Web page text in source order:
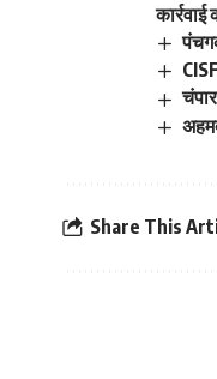
कार्रवाई
Share This